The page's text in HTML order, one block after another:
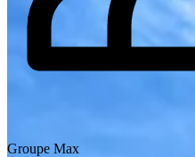
Groupe Max